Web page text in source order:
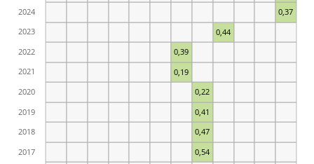
0,54
0,47
0,41
0,22
0,19
0,39
0,44
0,37
2017
2018
2019
2020
2021
2022
2023
2024